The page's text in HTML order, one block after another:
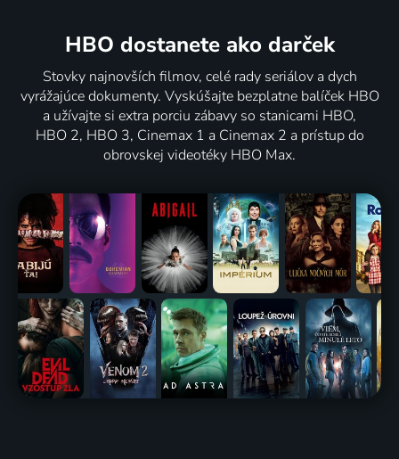
HBO dostanete ako darček
Stovky najnovších filmov, celé rady seriálov a dych
vyrážajúce dokumenty. Vyskúšajte bezplatne balíček HBO
a užívajte si extra porciu zábavy so stanicami HBO,
HBO 2, HBO 3, Cinemax 1 a Cinemax 2 a prístup do
obrovskej videotéky HBO Max.